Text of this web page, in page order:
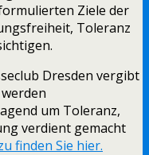
Ziele der
Toleranz
Dresden vergibt
um Toleranz,
verdient gemacht
finden Sie hier.